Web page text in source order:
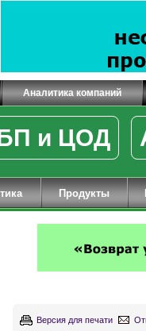
Аналитика компаний
и ЦОД
Продукты
Версия для печати